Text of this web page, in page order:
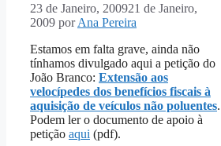
23 de Janeiro, 200921 de Janeiro,
2009 porAna Pereira
Estamos em falta grave, ainda não
tínhamos divulgado aqui a petição do
João Branco: Extensão aos
velocípedes dos benefícios fiscais à
aquisição de veículos não poluentes.
Podem ler o documento de apoio à
petição aqui (pdf).